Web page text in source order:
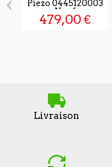
Piezo 0445120003
Neuf
479,00 €
Livraison